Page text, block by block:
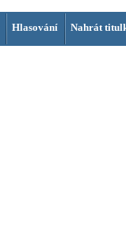
Hlasování Nahrát